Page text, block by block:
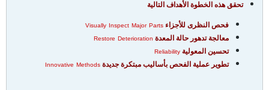
تحقق هذه الخطوة الأهداف التالية
فحص النظرى للأجزاء Visually Inspect Major Parts
معالجة تدهور حالة المعدة Restore Deterioration
تحسين المعولية Reliability
تطوير عملية الفحص بأساليب مبتكرة جديدة Innovative Methods